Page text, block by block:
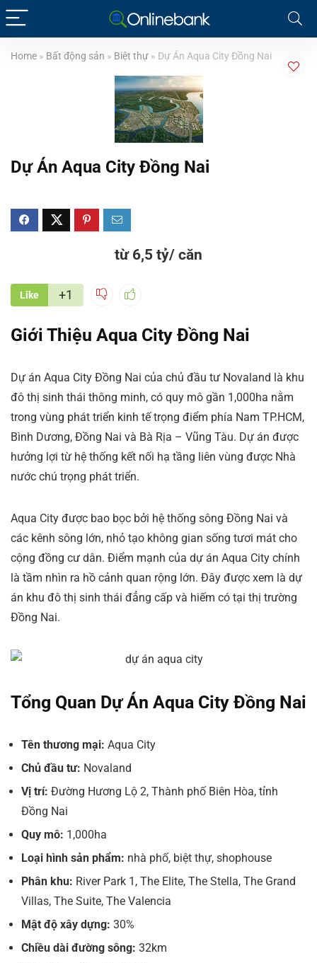
Home » Bất động sản » Biệt thự » Dự Án Aqua City Đồng Nai
Dự Án Aqua City Đồng Nai
từ 6,5 tỷ/ căn
Like +1
Giới Thiệu Aqua City Đồng Nai
Dự án Aqua City Đồng Nai của chủ đầu tư Novaland là khu
đô thị sinh thái thông minh, có quy mô gần 1,000ha nằm
trong vùng phát triển kinh tế trọng điểm phía Nam TP.HCM,
Bình Dương, Đồng Nai và Bà Rịa – Vũng Tàu. Dự án được
hưởng lợi từ hệ thống kết nối hạ tầng liên vùng được Nhà
nước chú trọng phát triển.
Aqua City được bao bọc bởi hệ thống sông Đồng Nai và
các kênh sông lớn, nhỏ tạo không gian sống tươi mát cho
cộng đồng cư dân. Điểm mạnh của dự án Aqua City chính
là tầm nhìn ra hồ cảnh quan rộng lớn. Đây được xem là dự
án khu đô thị sinh thái đẳng cấp và hiếm có tại thị trường
Đồng Nai.
Tổng Quan Dự Án Aqua City Đồng Nai
Tên thương mại: Aqua City
Chủ đầu tư: Novaland
Vị trí: Đường Hương Lộ 2, Thành phố Biên Hòa, tỉnh
Đồng Nai
Quy mô: 1,000ha
Loại hình sản phẩm: nhà phố, biệt thự, shophouse
Phân khu: River Park 1, The Elite, The Stella, The Grand
Villas, The Suite, The Valencia
Mật độ xây dựng: 30%
Chiều dài đường sông: 32km